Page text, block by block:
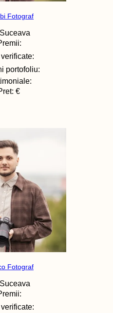
Fotograf
Suceava
portofoliu:
€
Fotograf
Suceava